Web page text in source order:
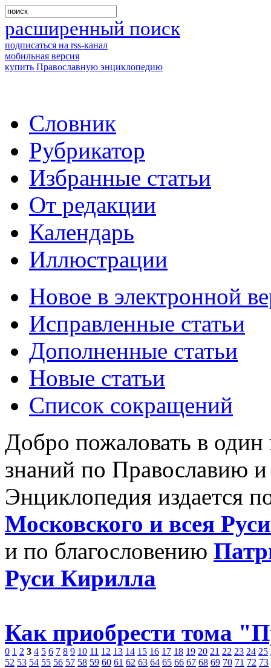
расширенный поиск
подписаться на rss-канал
мобильная версия
купить Православную энциклопедию
Словник
Рубрикатор
Избранные статьи
От редакции
Календарь
Иллюстрации
Новое в электронной
Исправленные статьи
Дополненные статьи
Новые статьи
Список сокращений
Добро пожаловать в
знаний по Православию
Энциклопедия издается
Московского и всея
и по благословению
Руси Кирилла
Как приобрести тома
0 1 2 3 4 5 6 7 8 9 10 11 12 13 14 15 16 17 18 19 20 21 22 23 24 25
52 53 54 55 56 57 58 59 60 61 62 63 64 65 66 67 68 69 70 71 72 73